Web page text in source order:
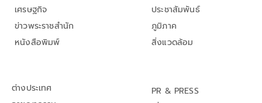
เศรษฐกิจ
ข่าวพระราชสำนัก
หนังสือพิมพ์
ประชาสัมพันธ์
ภูมิภาค
สิ่งแวดล้อม
ต่างประเทศ
PR & PRESS